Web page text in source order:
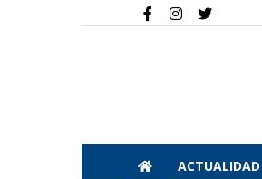
ACTUALIDAD